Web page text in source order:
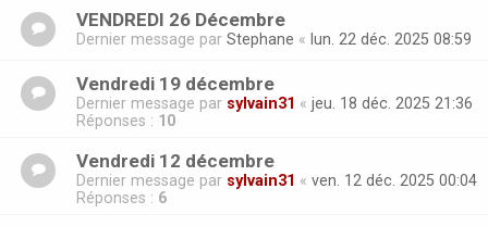
VENDREDI 26 Décembre
Dernier message par Stephane « lun. 22 déc. 2025 08:59
Vendredi 19 décembre
Dernier message par sylvain31 « jeu. 18 déc. 2025 21:36
Réponses : 10
Vendredi 12 décembre
Dernier message par sylvain31 « ven. 12 déc. 2025 00:04
Réponses : 6